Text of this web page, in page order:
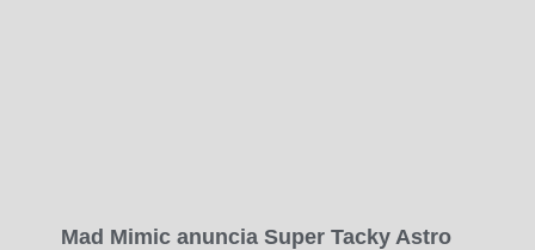
Mad Mimic anuncia Super Tacky Astro